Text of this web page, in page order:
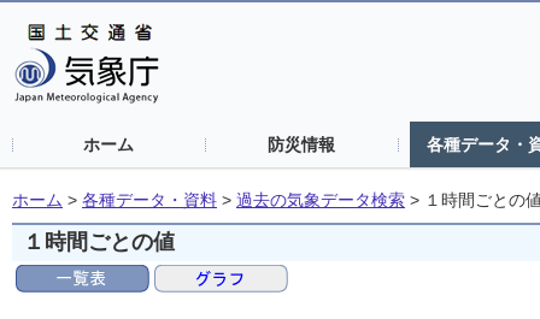
ホーム 防災情報 各種データ・
ホーム > 各種データ・資料 > 過去の気象データ検索 > １時間ごとの
１時間ごとの値